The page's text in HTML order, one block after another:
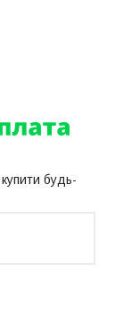
будь-